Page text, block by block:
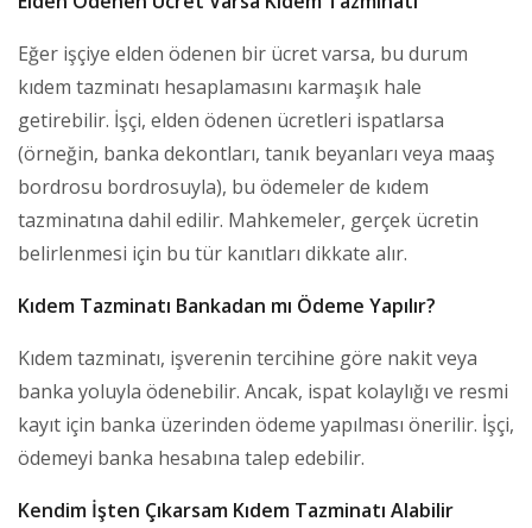
Eğer işçiye elden ödenen bir ücret varsa, bu durum
kıdem tazminatı hesaplamasını karmaşık hale
getirebilir. İşçi, elden ödenen ücretleri ispatlarsa
(örneğin, banka dekontları, tanık beyanları veya maaş
bordrosu bordrosuyla), bu ödemeler de kıdem
tazminatına dahil edilir. Mahkemeler, gerçek ücretin
belirlenmesi için bu tür kanıtları dikkate alır.
Kıdem Tazminatı Bankadan mı Ödeme Yapılır?
Kıdem tazminatı, işverenin tercihine göre nakit veya
banka yoluyla ödenebilir. Ancak, ispat kolaylığı ve resmi
kayıt için banka üzerinden ödeme yapılması önerilir. İşçi,
ödemeyi banka hesabına talep edebilir.
Kendim İşten Çıkarsam Kıdem Tazminatı Alabilir